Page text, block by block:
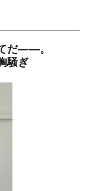
だ――。
騒ぎ